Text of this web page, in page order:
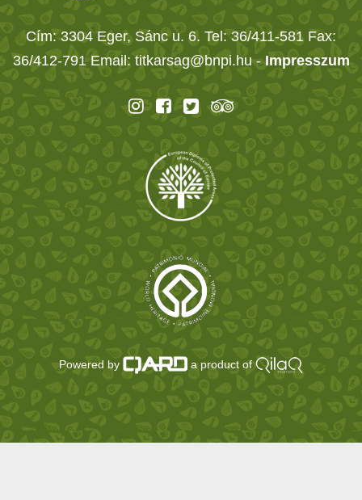
Cím: 3304 Eger, Sánc u. 6. Tel: 36/411-581 Fax:
36/412-791 Email: titkarsag@bnpi.hu - Impresszum
Powered by a product of